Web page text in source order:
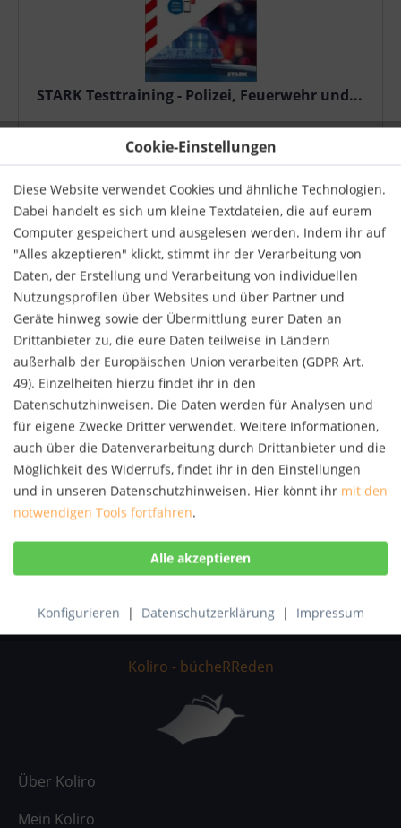
Cookie-Einstellungen
Diese Website verwendet Cookies und ähnliche Technologien.
Dabei handelt es sich um kleine Textdateien, die auf eurem
Computer gespeichert und ausgelesen werden. Indem ihr auf
"Alles akzeptieren" klickt, stimmt ihr der Verarbeitung von
Daten, der Erstellung und Verarbeitung von individuellen
Nutzungsprofilen über Websites und über Partner und
Geräte hinweg sowie der Übermittlung eurer Daten an
Drittanbieter zu, die eure Daten teilweise in Ländern
außerhalb der Europäischen Union verarbeiten (GDPR Art.
49). Einzelheiten hierzu findet ihr in den
Datenschutzhinweisen. Die Daten werden für Analysen und
für eigene Zwecke Dritter verwendet. Weitere Informationen,
auch über die Datenverarbeitung durch Drittanbieter und die
Möglichkeit des Widerrufs, findet ihr in den Einstellungen
und in unseren Datenschutzhinweisen. Hier könnt ihr mit den
notwendigen Tools fortfahren.
Konfigurieren | Datenschutzerklärung | Impressum
STARK Testtraining - Polizei, Feuerwehr und...
Testtraining - Polizei, Feuerwehr und Bundeswehr -
Einstellungstest Für eine Karriere bei der Schutz -
Feuerwehr oder beim Verfassungsschutz ist ein sehr
anspruchsvolles...
44,95 € *
Merken
NEU
Professionelles Bewerben
So geht erfolgreiches Bewerben!- Der umfassende
Ratgeber für Jobsuche, Bewerbung und
Vorstellungsgespräch -jetzt in der 2. aktualisierten
Jobportale wie Stepstone sowie Karriereportale wie...
Koliro - bücheRReden
Über Koliro
Mein Koliro